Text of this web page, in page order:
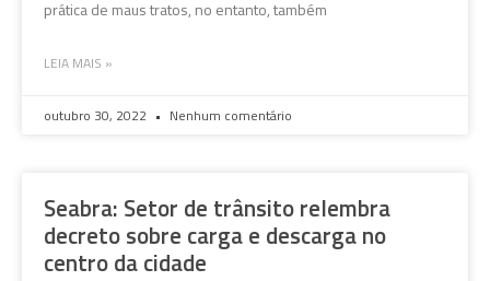
prática de maus tratos, no entanto, também
LEIA MAIS »
outubro 30, 2022 Nenhum comentário
Seabra: Setor de trânsito relembra
decreto sobre carga e descarga no
centro da cidade